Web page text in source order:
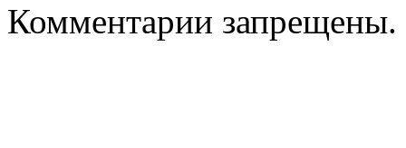
Комментарии запрещены.